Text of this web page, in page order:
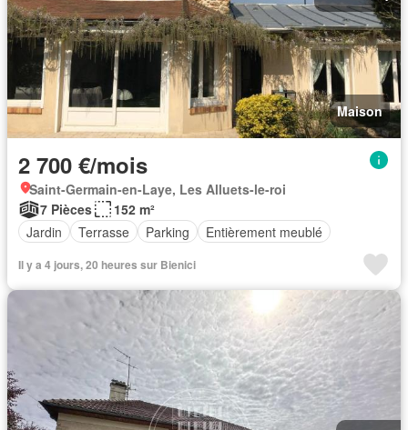
Maison
2 700 €/mois
Saint-Germain-en-Laye, Les Alluets-le-roi
7 Pièces
152 m²
Jardin
Terrasse Parking Entièrement meublé
Il y a 4 jours, 20 heures sur Bienici